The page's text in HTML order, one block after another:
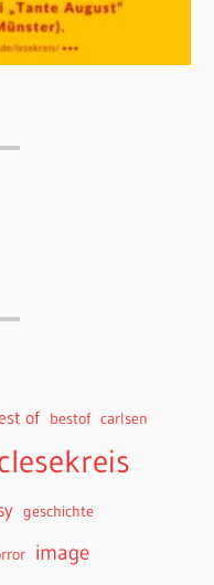
of bestof carlsen
geschichte
image